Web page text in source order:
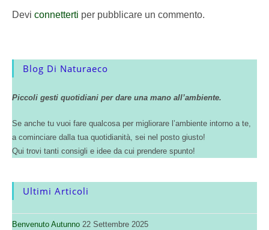
Devi connetterti per pubblicare un commento.
Blog Di Naturaeco
Piccoli gesti quotidiani per dare una mano all’ambiente.
Se anche tu vuoi fare qualcosa per migliorare l’ambiente intorno a te,
a cominciare dalla tua quotidianità, sei nel posto giusto!
Qui trovi tanti consigli e idee da cui prendere spunto!
Ultimi Articoli
Benvenuto Autunno 22 Settembre 2025